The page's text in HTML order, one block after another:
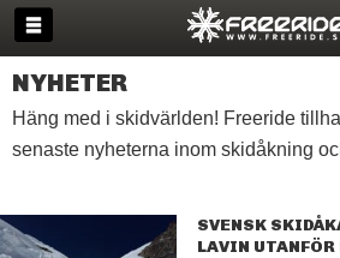
NYHETER
Häng med i skidvärlden! Freeride
senaste nyheterna inom skidåkning
SVENSK
LAVIN